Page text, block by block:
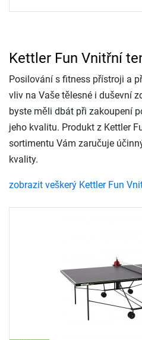
Kettler Fun Vnitřní
Posilování s fitness přístroji a
vliv na Vaše tělesné i duševní
byste měli dbát při zakoupení
jeho kvalitu. Produkt z Kettler
sortimentu Vám zaručuje
kvality.
zobrazit veškerý Kettler Fun